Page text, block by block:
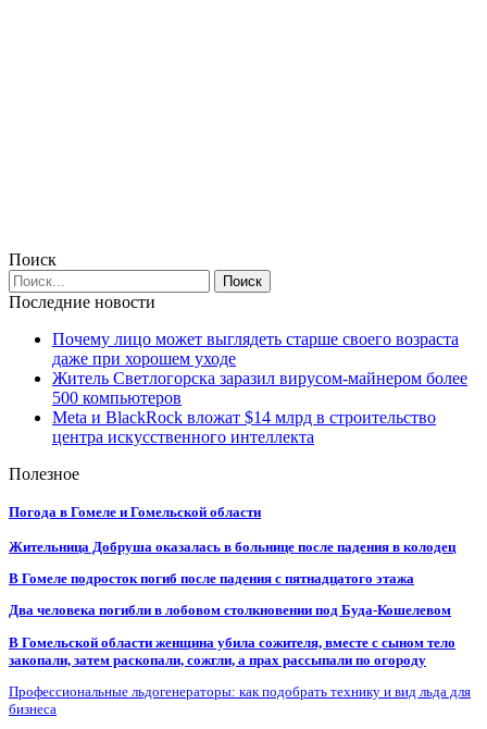
Поиск
Последние новости
Почему лицо может выглядеть старше своего возраста
даже при хорошем уходе
Житель Светлогорска заразил вирусом-майнером более
500 компьютеров
Meta и BlackRock вложат $14 млрд в строительство
центра искусственного интеллекта
Полезное
Погода в Гомеле и Гомельской области
Жительница Добруша оказалась в больнице после падения в колодец
В Гомеле подросток погиб после падения с пятнадцатого этажа
Два человека погибли в лобовом столкновении под Буда-Кошелевом
В Гомельской области женщина убила сожителя, вместе с сыном тело
закопали, затем раскопали, сожгли, а прах рассыпали по огороду
Профессиональные льдогенераторы: как подобрать технику и вид льда для
бизнеса